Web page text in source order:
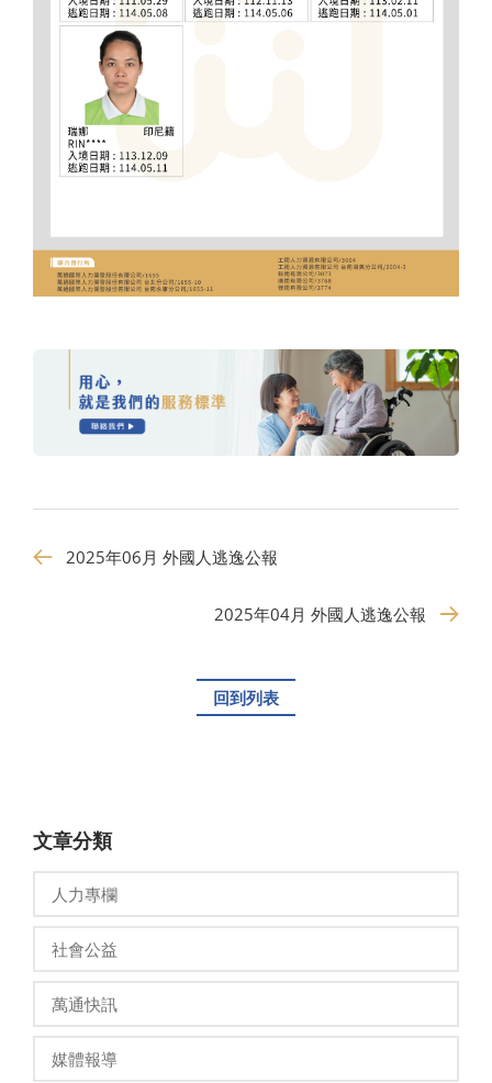
2025年06月 外國人逃逸公報
2025年04月 外國人逃逸公報
回到列表
文章分類
人力專欄
社會公益
萬通快訊
媒體報導